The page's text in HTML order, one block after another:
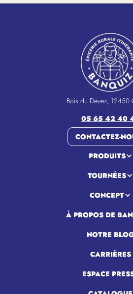
Bois du Devez, 12450
05 65 42 40
CONTACTEZ-
PRODUITS
TOURNÉES
CONCEPT
À PROPOS DE
NOTRE
CARRIÈRES
ESPACE